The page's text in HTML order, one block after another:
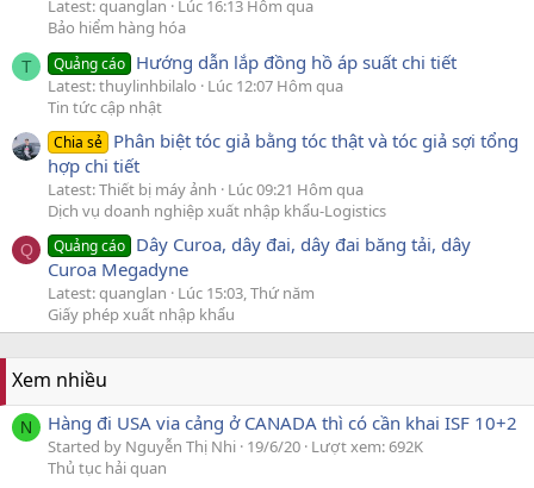
Latest: quanglan
Lúc 16:13 Hôm qua
Bảo hiểm hàng hóa
T Quảng cáo Hướng dẫn lắp đồng hồ áp suất chi tiết
Latest: thuylinhbilalo
Lúc 12:07 Hôm qua
Tin tức cập nhật
Chia sẻ Phân biệt tóc giả bằng tóc thật và tóc giả sợi tổng
hợp chi tiết
Latest: Thiết bị máy ảnh
Lúc 09:21 Hôm qua
Dịch vụ doanh nghiệp xuất nhập khẩu-Logistics
Q Quảng cáo Dây Curoa, dây đai, dây đai băng tải, dây
Curoa Megadyne
Latest: quanglan
Lúc 15:03, Thứ năm
Giấy phép xuất nhập khẩu
Xem nhiều
N Hàng đi USA via cảng ở CANADA thì có cần khai ISF 10+2
Started by Nguyễn Thị Nhi 19/6/20 Lượt xem: 692K
Thủ tục hải quan